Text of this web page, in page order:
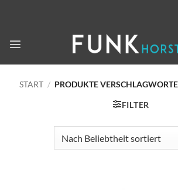
START / PRODUKTE
FILTER